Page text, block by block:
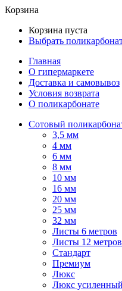
Корзина
Корзина пуста
Выбрать
Главная
О гипермаркете
Доставка и самовывоз
Условия возврата
О поликарбонате
Сотовый
3,5 мм
4 мм
6 мм
8 мм
10 мм
16 мм
20 мм
25 мм
32 мм
Листы 6 метров
Листы 12 метров
Стандарт
Премиум
Люкс
Люкс усиленный